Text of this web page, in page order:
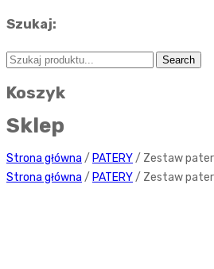
Szukaj:
Koszyk
Sklep
Strona główna / PATERY/ Zestaw
Strona główna / PATERY/ Zestaw